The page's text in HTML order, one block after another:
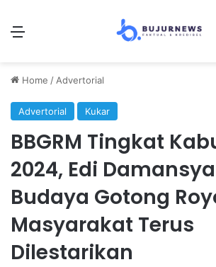
Menu
Home / Advertorial
Advertorial Kukar
BBGRM Tingkat
2024, Edi
Budaya Gotong
Masyarakat Terus
Dilestarikan